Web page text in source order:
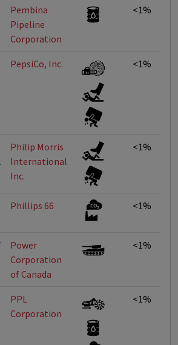
Pembina
Pipeline
Corporation
<1%
PepsiCo, Inc. <1%
Philip Morris
International
Inc.
<1%
Phillips 66 <1%
Power
Corporation
of Canada
<1%
PPL
Corporation
<1%